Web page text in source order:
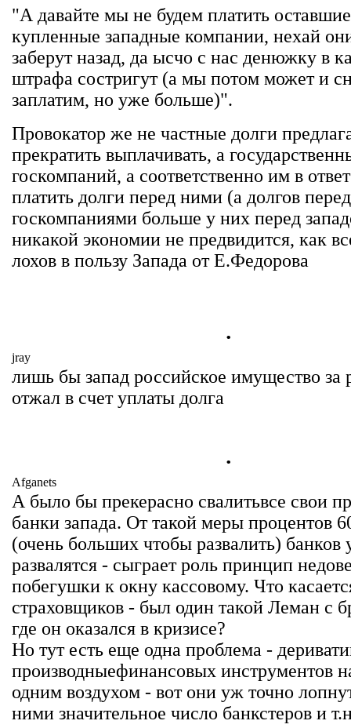
"А давайте мы не будем платить
купленные западные компании, нехай
заберут назад, да ысчо с нас денюжку в
штрафа состригут (а мы потом может и
заплатим, но уже больше)".
Провокатор же не частные долги
прекратить выплачивать, а
госкомпаний, а соответственно им в
платить долги перед ними (а долгов
госкомпаниями больше у них перед
никакой экономии не предвидится, как
лохов в пользу Запада от Е.Федорова
.
jray
лишь бы запад российское имущество за
отжал в счет уплаты долга
.
Afganets
А было бы прекерасно свалитьвсе свои
банки запада. От такой меры процентов
(очень больших чтобы развалить) банков
развалятся - сыграет роль принцип
побегушки к окну кассовому. Что
страховщиков - был один такой Леман с
где он оказался в кризисе?
Но тут есть еще одна проблема -
производныефинансовых инструментов
одним воздухом - вот они уж точно
ними значительное число банкстеров и